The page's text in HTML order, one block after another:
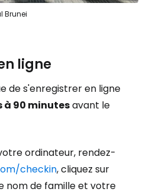
Brunei
ligne
de s'enregistrer en ligne
à 90 minutesavant le
ordinateur, rendez-
checkin, cliquez sur
nom de famille et votre